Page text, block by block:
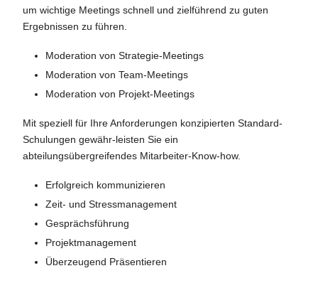
um wichtige Meetings schnell und zielführend zu guten
Ergebnissen zu führen.
Moderation von Strategie-Meetings
Moderation von Team-Meetings
Moderation von Projekt-Meetings
Mit speziell für Ihre Anforderungen konzipierten Standard-
Schulungen gewähr-leisten Sie ein
abteilungsübergreifendes Mitarbeiter-Know-how.
Erfolgreich kommunizieren
Zeit- und Stressmanagement
Gesprächsführung
Projektmanagement
Überzeugend Präsentieren